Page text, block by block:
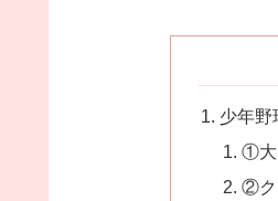
少年野
①大
②ク